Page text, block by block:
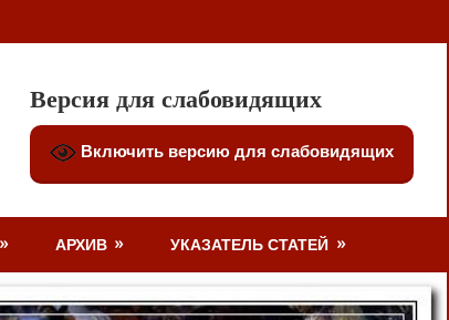
Версия для слабовидящих
Включить версию для слабовидящих
АРХИВ УКАЗАТЕЛЬ СТАТЕЙ